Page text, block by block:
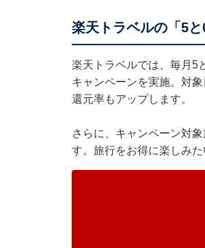
楽天トラベルの「5
楽天トラベルでは、毎月5
キャンペーンを実施。対
還元率もアップします。
さらに、キャンペーン対
す。旅行をお得に楽しみ